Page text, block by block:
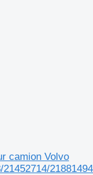
camion Volvo